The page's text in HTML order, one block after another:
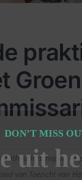
in de
van Toezicht van
DON’T MISS
uit